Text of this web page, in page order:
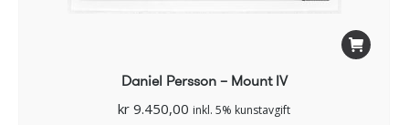
Daniel Persson – Mount IV
kr 9.450,00 inkl. 5% kunstavgift